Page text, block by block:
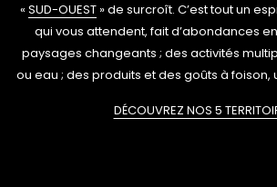
« SUD-OUEST » de surcroît. C’est tout un
qui vous attendent, fait d’abondances
paysages changeants ; des activités
ou eau ; des produits et des goûts à foison,
DÉCOUVREZ NOS 5